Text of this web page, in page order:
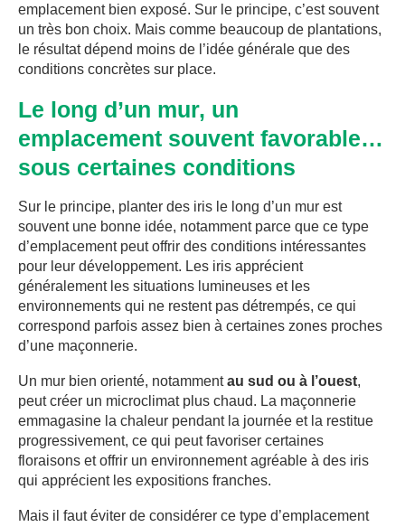
emplacement bien exposé. Sur le principe, c’est souvent
un très bon choix. Mais comme beaucoup de plantations,
le résultat dépend moins de l’idée générale que des
conditions concrètes sur place.
Le long d’un mur, un
emplacement souvent favorable…
sous certaines conditions
Sur le principe, planter des iris le long d’un mur est
souvent une bonne idée, notamment parce que ce type
d’emplacement peut offrir des conditions intéressantes
pour leur développement. Les iris apprécient
généralement les situations lumineuses et les
environnements qui ne restent pas détrempés, ce qui
correspond parfois assez bien à certaines zones proches
d’une maçonnerie.
Un mur bien orienté, notammentau sud ou à l’ouest,
peut créer un microclimat plus chaud. La maçonnerie
emmagasine la chaleur pendant la journée et la restitue
progressivement, ce qui peut favoriser certaines
floraisons et offrir un environnement agréable à des iris
qui apprécient les expositions franches.
Mais il faut éviter de considérer ce type d’emplacement